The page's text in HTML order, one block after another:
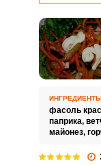
фасоль
паприка,
майонез,